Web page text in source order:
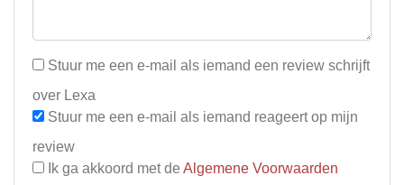
Stuur me een e-mail als iemand een review schrijft
over Lexa
Stuur me een e-mail als iemand reageert op mijn
review
Ik ga akkoord met de Algemene Voorwaarden